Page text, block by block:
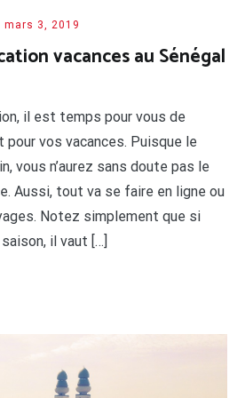
mars 3, 2019
vacances au Sénégal
il est temps pour vous de
pour vos vacances. Puisque le
vous n’aurez sans doute pas le
Aussi, tout va se faire en ligne ou
Notez simplement que si
il vaut […]